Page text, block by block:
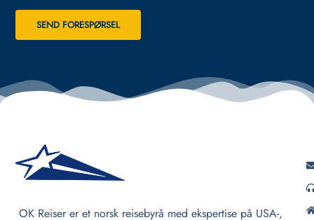
SEND FORESPØRSEL
OK Reiser er et norsk reisebyrå med ekspertise på USA-,